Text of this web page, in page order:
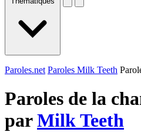
Paroles.net Paroles Milk Teeth
Paroles de la
parMilk Teeth